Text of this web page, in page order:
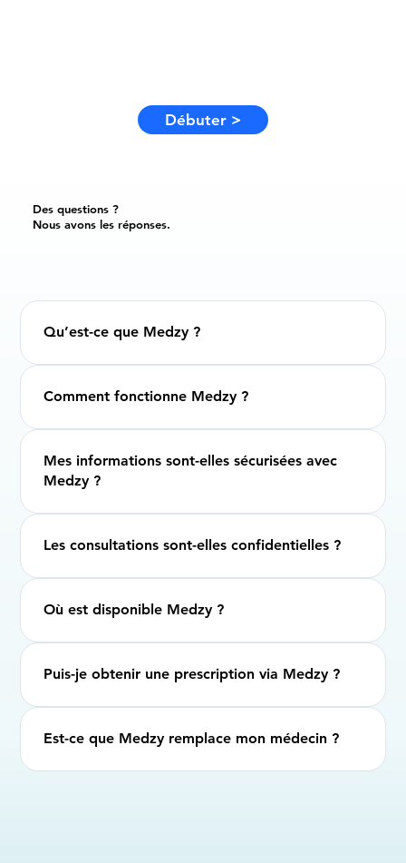
Débuter >
Des questions ?
Nous avons les réponses.
Qu’est-ce que Medzy ?
Comment fonctionne Medzy ?
Mes informations sont-elles sécurisées avec
Medzy ?
Les consultations sont-elles confidentielles ?
Où est disponible Medzy ?
Puis-je obtenir une prescription via Medzy ?
Est-ce que Medzy remplace mon médecin ?